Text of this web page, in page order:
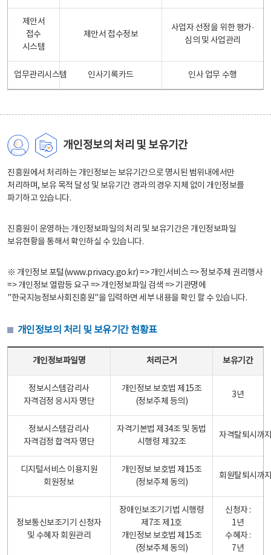
제안서
접수
시스템
제안서 접수정보
사업자 선정을 위한 평가·
심의 및 사업관리
업무관리시스템 인사기록카드 인사 업무 수행
개인정보의 처리 및 보유기간
진흥원에서 처리하는 개인정보는 보유기간으로 명시된 범위내에서만
처리하며, 보유 목적 달성 및 보유기간 경과의 경우 지체 없이 개인정보를
파기하고 있습니다.
진흥원이 운영하는 개인정보파일의 처리 및 보유기간은 개인정보파일
보유현황을 통해서 확인하실 수 있습니다.
※ 개인정보 포털(www.privacy.go.kr) => 개인서비스 => 정보주체 권리행사
=> 개인정보 열람등 요구 => 개인정보파일 검색 => 기관명에
"한국지능정보사회진흥원"을 입력하면 세부 내용을 확인 할 수 있습니다.
개인정보의 처리 및 보유기간 현황표
개인정보파일명 처리근거 보유기간
정보시스템감리사
자격검정 응시자 명단
개인정보 보호법 제15조
(정보주체 등의)
3년
정보시스템감리사
자격검정 합격자 명단
자격기본법 제34조 및 동법
시행령 제32조
자격탈퇴시까
디지털서비스 이용지원
회원정보
개인정보 보호법 제15조
(정보주체 동의)
회원탈퇴시까
정보통신보조기기 신청자
및 수혜자 회원관리
장애인보조기기법 시행령
제7조 제1호
개인정보 보호법 제15조
(정보주체 동의)
신청자 :
1년
수혜자 :
7년